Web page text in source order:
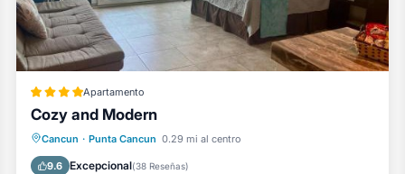
Apartamento
Cozy and Modern
Cancun · Punta Cancun 0.29 mi al centro
9.6 Excepcional(38 Reseñas)
Playa privada
Frente al mar
Aparcamiento